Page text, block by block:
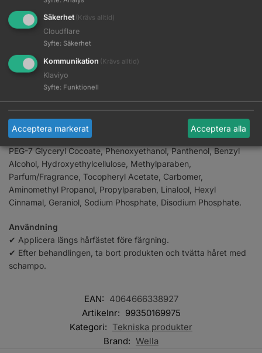
färgning.
✔ Enkel att applicera och ta bort
Formulans fördelar:
✔ Utformad för att användas vid färgförändrande
behandlingar.
✔ Inga djurförsök
ingredienser
Aqua/Water/Eau, PEG-40 Hydrogenated Castor Oil, Glycerin,
PEG-200 Hydrogenated Glyceryl Palmate, Propylene Glycol,
PEG-7 Glyceryl Cocoate, Phenoxyethanol, Panthenol, Benzyl
Alcohol, Hydroxyethylcellulose, Methylparaben,
Parfum/Fragrance, Tocopheryl Acetate, Carbomer,
Aminomethyl Propanol, Propylparaben, Linalool, Hexyl
Cinnamal, Geraniol, Sodium Phosphate, Disodium Phosphate.
Användning
✔ Applicera längs hårfästet före färgning.
✔ Efter behandlingen, ta bort produkten och tvätta håret med
schampo.
EAN: 4064666338927
Artikelnr: 99350169975
Kategori: Tekniska produkter
Brand: Wella
Säkerhet (Krävs alltid)
Cloudflare
Syfte: Säkerhet
Kommunikation (Krävs alltid)
Klaviyo
Syfte: Funktionell
Acceptera markerat Acceptera alla